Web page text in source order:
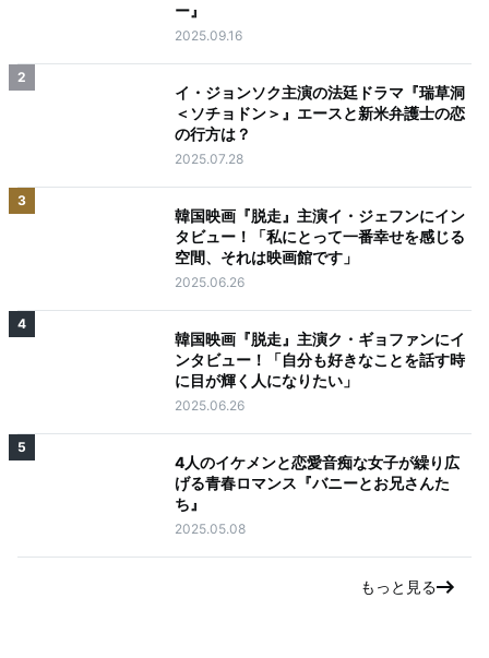
ー』
2025.09.16
2
イ・ジョンソク主演の法廷ドラマ『瑞草洞
＜ソチョドン＞』エースと新米弁護士の恋
の行方は？
2025.07.28
3
韓国映画『脱走』主演イ・ジェフンにイン
タビュー！「私にとって一番幸せを感じる
空間、それは映画館です」
2025.06.26
4
韓国映画『脱走』主演ク・ギョファンにイ
ンタビュー！「自分も好きなことを話す時
に目が輝く人になりたい」
2025.06.26
5
4人のイケメンと恋愛音痴な女子が繰り広
げる青春ロマンス『バニーとお兄さんた
ち』
2025.05.08
もっと見る